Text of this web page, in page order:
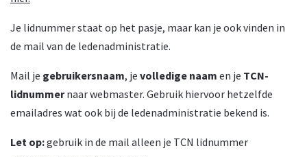
Je lidnummer staat op het pasje, maar kan je ook vinden in
de mail van de ledenadministratie.
Mail je gebruikersnaam, je volledige naam en je TCN-
lidnummernaarwebmaster. Gebruik hiervoor hetzelfde
emailadres wat ook bij de ledenadministratie bekend is.
Let op:gebruik in de mail alleen je TCN lidnummer